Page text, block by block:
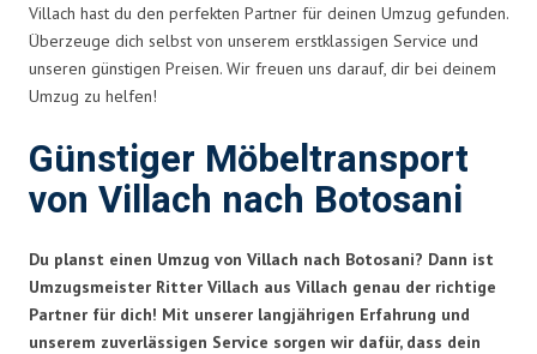
Villach hast du den perfekten Partner für deinen Umzug gefunden.
Überzeuge dich selbst von unserem erstklassigen Service und
unseren günstigen Preisen. Wir freuen uns darauf, dir bei deinem
Umzug zu helfen!
Günstiger Möbeltransport
von Villach nach Botosani
Du planst einen Umzug von Villach nach Botosani? Dann ist
Umzugsmeister Ritter Villach aus Villach genau der richtige
Partner für dich! Mit unserer langjährigen Erfahrung und
unserem zuverlässigen Service sorgen wir dafür, dass dein